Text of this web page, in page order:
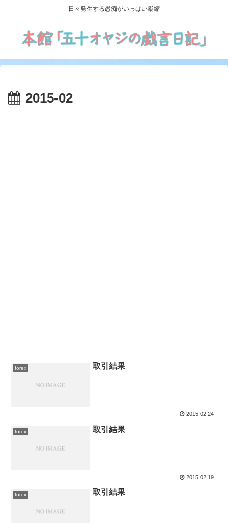
日々発生する愚痴がいっぱい凝縮
2015-02
forex 取引結果
2015.02.24
forex 取引結果
2015.02.19
forex 取引結果